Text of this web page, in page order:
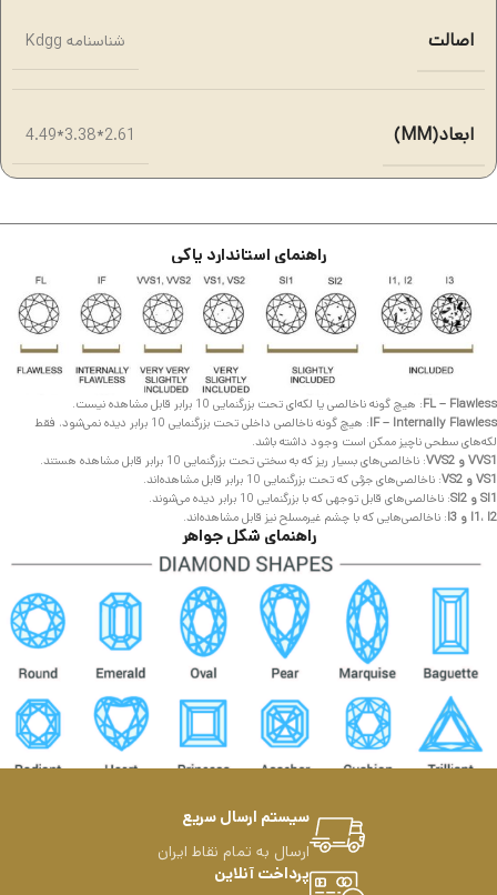
اصالت شناسنامه Kdgg
ابعاد(MM) 2.61*3.38*4.49
راهنمای استاندارد پاکی
FL – Flawless: هیچ گونه ناخالصی یا لکه‌ای تحت بزرگنمایی 10 برابر قابل مشاهده نیست.
IF – Internally Flawless
: هیچ گونه ناخالصی داخلی تحت بزرگنمایی 10 برابر دیده نمی‌شود، فقط
لکه‌های سطحی ناچیز ممکن است وجود داشته باشد.
VVS1 و VVS2
: ناخالصی‌های بسیار ریز که به سختی تحت بزرگنمایی 10 برابر قابل مشاهده هستند.
VS1 و VS2
: ناخالصی‌های جزئی که تحت بزرگنمایی 10 برابر قابل مشاهده‌اند.
SI1 و SI2
: ناخالصی‌های قابل توجهی که با بزرگنمایی 10 برابر دیده می‌شوند.
I1، I2 و I3
: ناخالصی‌هایی که با چشم غیرمسلح نیز قابل مشاهده‌اند.
راهنمای شکل جواهر
سیستم ارسال سریع
ارسال به تمام نقاط ایران
پرداخت آنلاین